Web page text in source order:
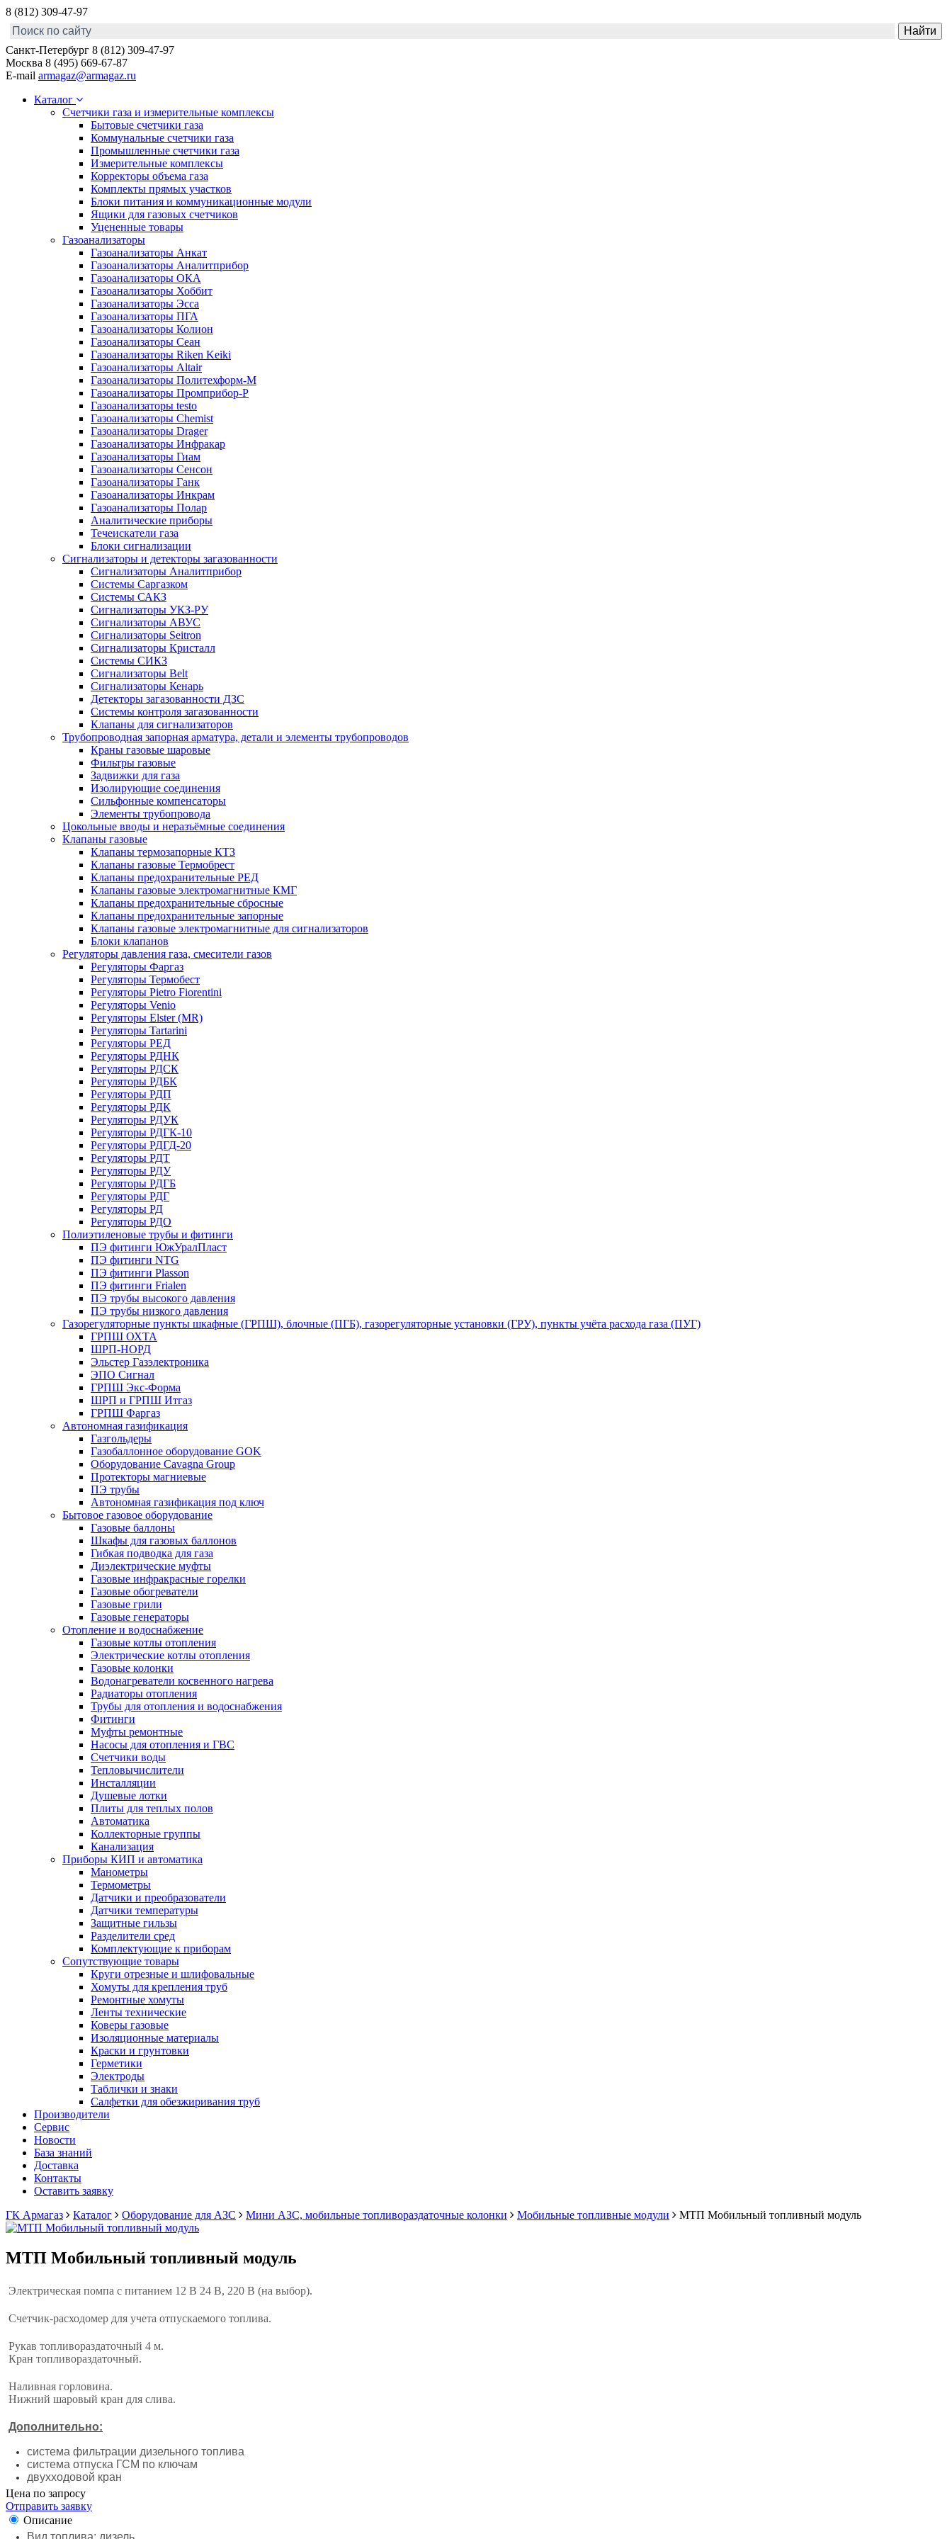
8 (812) 309-47-97
Санкт-Петербург 8 (812) 309-47-97
Москва 8 (495) 669-67-87
E-mail armagaz@armagaz.ru
Каталог
Счетчики газа и измерительные комплексы
Бытовые счетчики газа
Коммунальные счетчики газа
Промышленные счетчики газа
Измерительные комплексы
Корректоры объема газа
Комплекты прямых участков
Блоки питания и коммуникационные модули
Ящики для газовых счетчиков
Уцененные товары
Газоанализаторы
Газоанализаторы Анкат
Газоанализаторы Аналитприбор
Газоанализаторы ОКА
Газоанализаторы Хоббит
Газоанализаторы Эсса
Газоанализаторы ПГА
Газоанализаторы Колион
Газоанализаторы Сеан
Газоанализаторы Riken Keiki
Газоанализаторы Altair
Газоанализаторы Политехформ-М
Газоанализаторы Промприбор-Р
Газоанализаторы testo
Газоанализаторы Chemist
Газоанализаторы Drager
Газоанализаторы Инфракар
Газоанализаторы Гиам
Газоанализаторы Сенсон
Газоанализаторы Ганк
Газоанализаторы Инкрам
Газоанализаторы Полар
Аналитические приборы
Течеискатели газа
Блоки сигнализации
Сигнализаторы и детекторы загазованности
Сигнализаторы Аналитприбор
Системы Саргазком
Системы САКЗ
Сигнализаторы УКЗ-РУ
Сигнализаторы АВУС
Сигнализаторы Seitron
Сигнализаторы Кристалл
Системы СИКЗ
Сигнализаторы Belt
Сигнализаторы Кенарь
Детекторы загазованности ДЗС
Системы контроля загазованности
Клапаны для сигнализаторов
Трубопроводная запорная арматура, детали и элементы трубопроводов
Краны газовые шаровые
Фильтры газовые
Задвижки для газа
Изолирующие соединения
Сильфонные компенсаторы
Элементы трубопровода
Цокольные вводы и неразъёмные соединения
Клапаны газовые
Клапаны термозапорные КТЗ
Клапаны газовые Термобрест
Клапаны предохранительные РЕД
Клапаны газовые электромагнитные КМГ
Клапаны предохранительные сбросные
Клапаны предохранительные запорные
Клапаны газовые электромагнитные для сигнализаторов
Блоки клапанов
Регуляторы давления газа, смесители газов
Регуляторы Фаргаз
Регуляторы Термобест
Регуляторы Pietro Fiorentini
Регуляторы Venio
Регуляторы Elster (MR)
Регуляторы Tartarini
Регуляторы РЕД
Регуляторы РДНК
Регуляторы РДСК
Регуляторы РДБК
Регуляторы РДП
Регуляторы РДК
Регуляторы РДУК
Регуляторы РДГК-10
Регуляторы РДГД-20
Регуляторы РДТ
Регуляторы РДУ
Регуляторы РДГБ
Регуляторы РДГ
Регуляторы РД
Регуляторы РДО
Полиэтиленовые трубы и фитинги
ПЭ фитинги ЮжУралПласт
ПЭ фитинги NTG
ПЭ фитинги Plasson
ПЭ фитинги Frialen
ПЭ трубы высокого давления
ПЭ трубы низкого давления
Газорегуляторные пункты шкафные (ГРПШ), блочные (ПГБ), газорегуляторные установки (ГРУ), пункты учёта расхода газа (ПУГ)
ГРПШ ОХТА
ШРП-НОРД
Эльстер Газэлектроника
ЭПО Сигнал
ГРПШ Экс-Форма
ШРП и ГРПШ Итгаз
ГРПШ Фаргаз
Автономная газификация
Газгольдеры
Газобаллонное оборудование GOK
Оборудование Cavagna Group
Протекторы магниевые
ПЭ трубы
Автономная газификация под ключ
Бытовое газовое оборудование
Газовые баллоны
Шкафы для газовых баллонов
Гибкая подводка для газа
Диэлектрические муфты
Газовые инфракрасные горелки
Газовые обогреватели
Газовые грили
Газовые генераторы
Отопление и водоснабжение
Газовые котлы отопления
Электрические котлы отопления
Газовые колонки
Водонагреватели косвенного нагрева
Радиаторы отопления
Трубы для отопления и водоснабжения
Фитинги
Муфты ремонтные
Насосы для отопления и ГВС
Счетчики воды
Тепловычислители
Инсталляции
Душевые лотки
Плиты для теплых полов
Автоматика
Коллекторные группы
Канализация
Приборы КИП и автоматика
Манометры
Термометры
Датчики и преобразователи
Датчики температуры
Защитные гильзы
Разделители сред
Комплектующие к приборам
Сопутствующие товары
Круги отрезные и шлифовальные
Хомуты для крепления труб
Ремонтные хомуты
Ленты технические
Коверы газовые
Изоляционные материалы
Краски и грунтовки
Герметики
Электроды
Таблички и знаки
Салфетки для обезжиривания труб
Производители
Сервис
Новости
База знаний
Доставка
Контакты
Оставить заявку
ГК Армагаз
Каталог Оборудование для АЗС Мини АЗС, мобильные топливораздаточные колонки Мобильные топливные модули МТП Мобильный топливный модуль
МТП Мобильный топливный модуль
Электрическая помпа с питанием 12 В 24 В, 220 В (на выбор).
Счетчик-расходомер для учета отпускаемого топлива.
Рукав топливораздаточный 4 м.
Кран топливораздаточный.
Наливная горловина.
Нижний шаровый кран для слива.
Дополнительно:
система фильтрации дизельного топлива
система отпуска ГСМ по ключам
двухходовой кран
Цена по запросу
Отправить заявку
Описание
Вид топлива: дизель